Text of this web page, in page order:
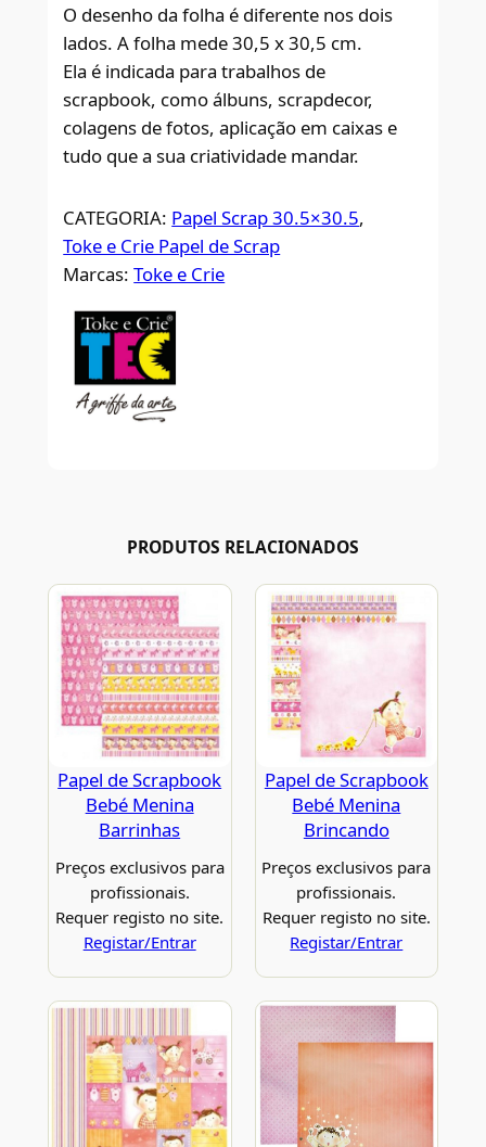
O desenho da folha é diferente nos dois
lados. A folha mede 30,5 x 30,5 cm.
Ela é indicada para trabalhos de
scrapbook, como álbuns, scrapdecor,
colagens de fotos, aplicação em caixas e
tudo que a sua criatividade mandar.
CATEGORIA: Papel Scrap 30.5×30.5
Toke e Crie Papel de Scrap
Marcas:Toke e Crie
PRODUTOS RELACIONADOS
Papel de Scrapbook
Bebé Menina
Barrinhas
Preços exclusivos para
profissionais.
Requer registo no site.
Registar/Entrar
Papel de Scrapbook
Bebé Menina
Brincando
Preços exclusivos para
profissionais.
Requer registo no site.
Registar/Entrar